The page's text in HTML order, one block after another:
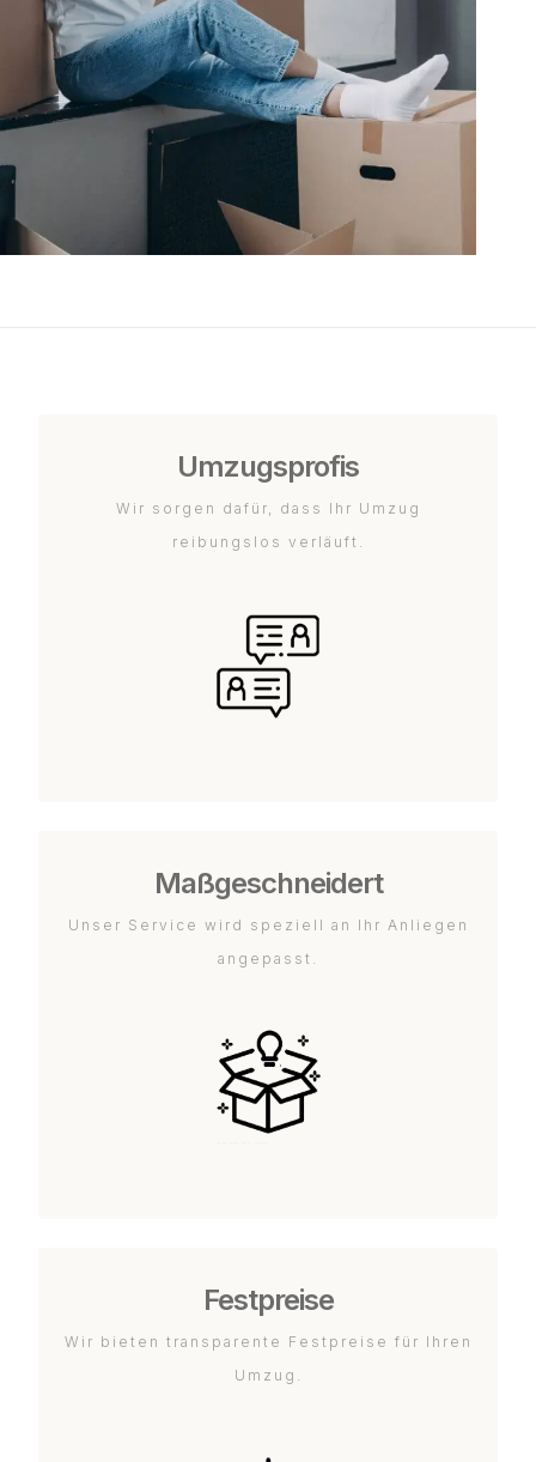
Umzugsprofis
Wir sorgen dafür, dass Ihr Umzug
reibungslos verläuft.
Maßgeschneidert
Unser Service wird speziell an Ihr Anliegen
angepasst.
Festpreise
Wir bieten transparente Festpreise für Ihren
Umzug.